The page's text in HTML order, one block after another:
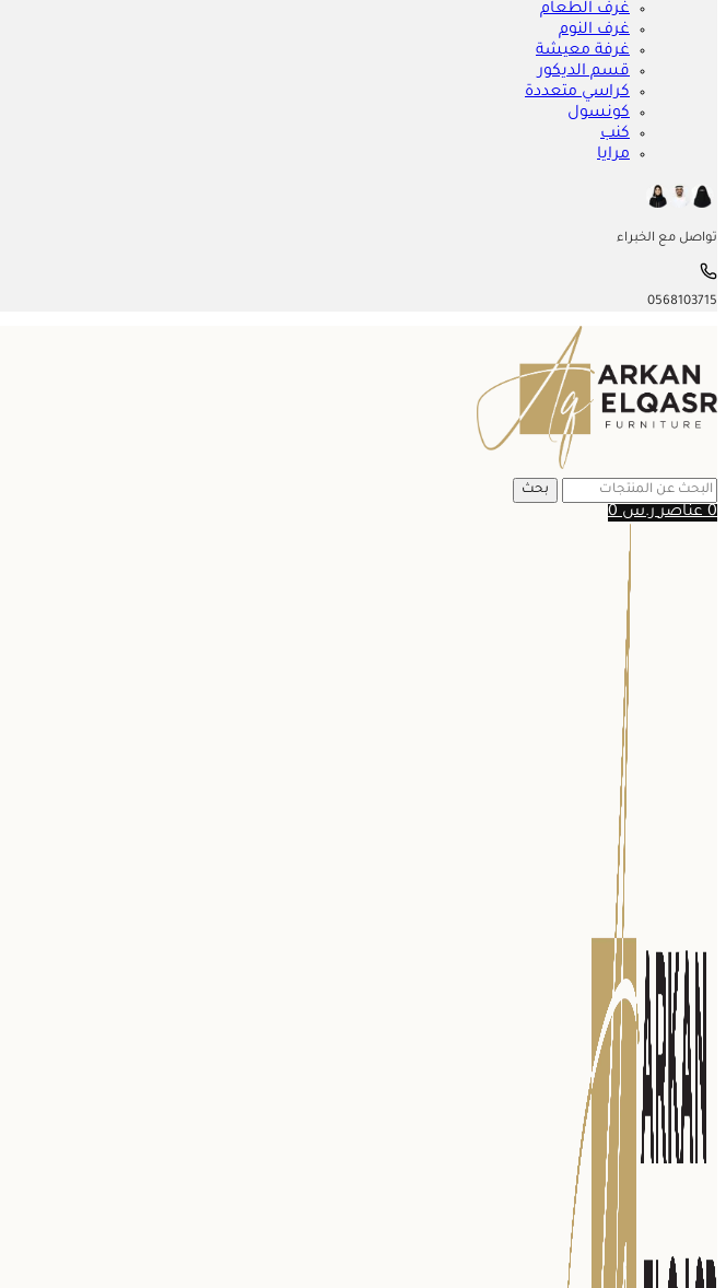
غرف الطعام
غرف النوم
غرفة معيشة
قسم الديكور
كراسي متعددة
كونسول
كنب
مرايا
تواصل مع الخبراء
0568103715
بحث
0 عناصر ر.س0